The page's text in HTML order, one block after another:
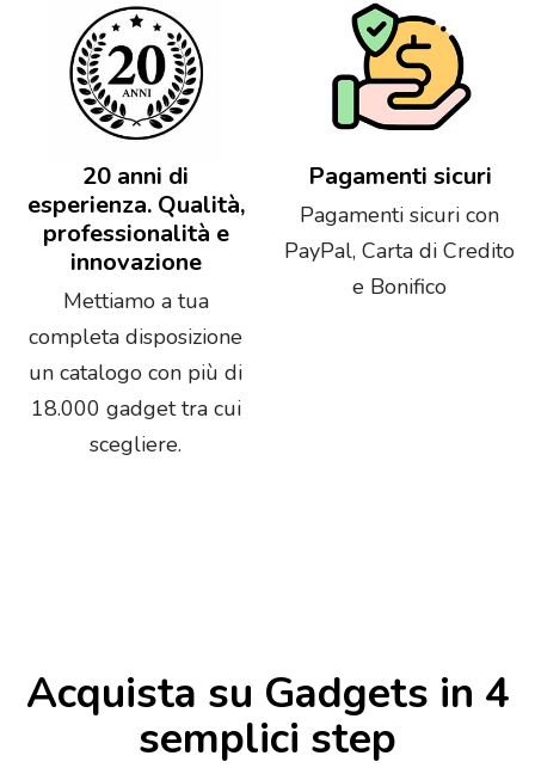
20 anni di
esperienza. Qualità,
professionalità e
innovazione
Mettiamo a tua
completa disposizione
un catalogo con più di
18.000 gadget tra cui
scegliere.
Pagamenti sicuri
Pagamenti sicuri con
PayPal, Carta di Credito
e Bonifico
Acquista su Gadgets in 4
semplici step